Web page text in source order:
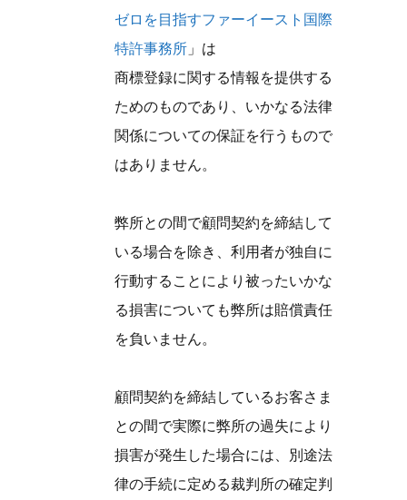
ゼロを目指すファーイースト国際
特許事務所 」は
商標登録に関する情報を提供する
ためのものであり、いかなる法律
関係についての保証を行うもので
はありません。
弊所との間で顧問契約を締結して
いる場合を除き、利用者が独自に
行動することにより被ったいかな
る損害についても弊所は賠償責任
を負いません。
顧問契約を締結しているお客さま
との間で実際に弊所の過失により
損害が発生した場合には、別途法
律の手続に定める裁判所の確定判